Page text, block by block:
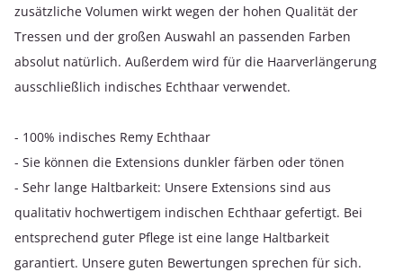
zusätzliche Volumen wirkt wegen der hohen Qualität der
Tressen und der großen Auswahl an passenden Farben
absolut natürlich. Außerdem wird für die Haarverlängerung
ausschließlich indisches Echthaar verwendet.
- 100% indisches Remy Echthaar
- Sie können die Extensions dunkler färben oder tönen
- Sehr lange Haltbarkeit: Unsere Extensions sind aus
qualitativ hochwertigem indischen Echthaar gefertigt. Bei
entsprechend guter Pflege ist eine lange Haltbarkeit
garantiert. Unsere guten Bewertungen sprechen für sich.